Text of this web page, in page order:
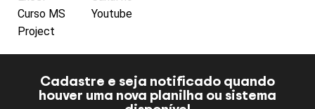
Curso MS
Project
Youtube
Cadastre e seja notificado quando
houver uma nova planilha ou sistema